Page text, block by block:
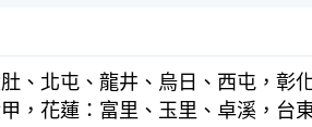
、北屯、龍井、烏日、西屯，彰
，花蓮：富里、玉里、卓溪，台